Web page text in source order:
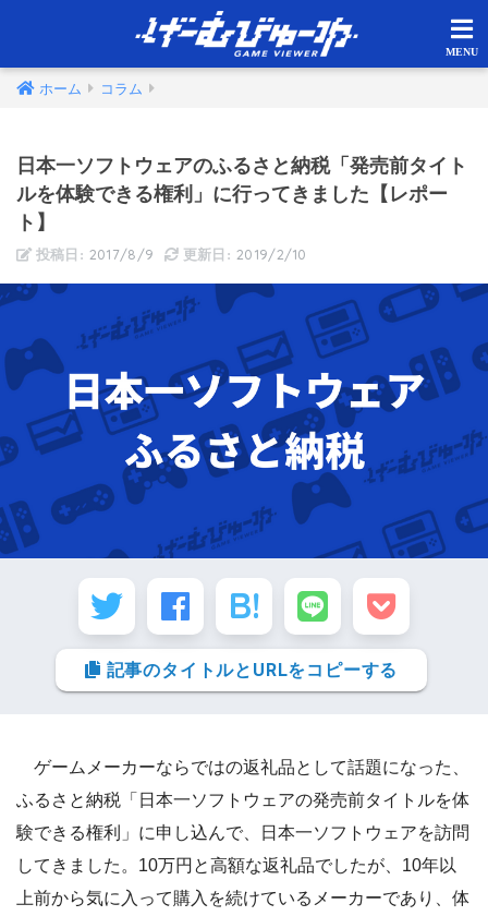
ホーム コラム
日本一ソフトウェアのふるさと納税「発売前タイト
ルを体験できる権利」に行ってきました【レポー
ト】
2017/8/9 2019/2/10
記事のタイトルとURLをコピーする
ゲームメーカーならではの返礼品として話題になった、
ふるさと納税「日本一ソフトウェアの発売前タイトルを体
験できる権利」 に申し込んで、日本一ソフトウェアを訪問
してきました。10万円と高額な返礼品でしたが、10年以
上前から気に入って購入を続けているメーカーであり、体